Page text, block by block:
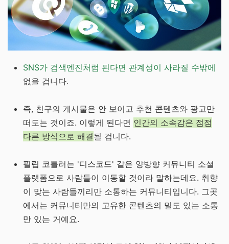
SNS가 검색엔진처럼 된다면 관계성이 사라질 수밖에
없을 겁니다.
즉, 친구의 게시물은 안 보이고 추천 콘텐츠와 광고만
떠도는 것이죠. 이렇게 된다면 인간의 소속감은 점점
다른 방식으로 해결될 겁니다.
필립 코틀러는 '디스코드' 같은 양방향 커뮤니티 소셜
플랫폼으로 사람들이 이동할 것이라 말하는데요. 취향
이 맞는 사람들끼리만 소통하는 커뮤니티입니다. 그곳
에서는 커뮤니티만의 고유한 콘텐츠의 밀도 있는 소통
만 있는 거예요.